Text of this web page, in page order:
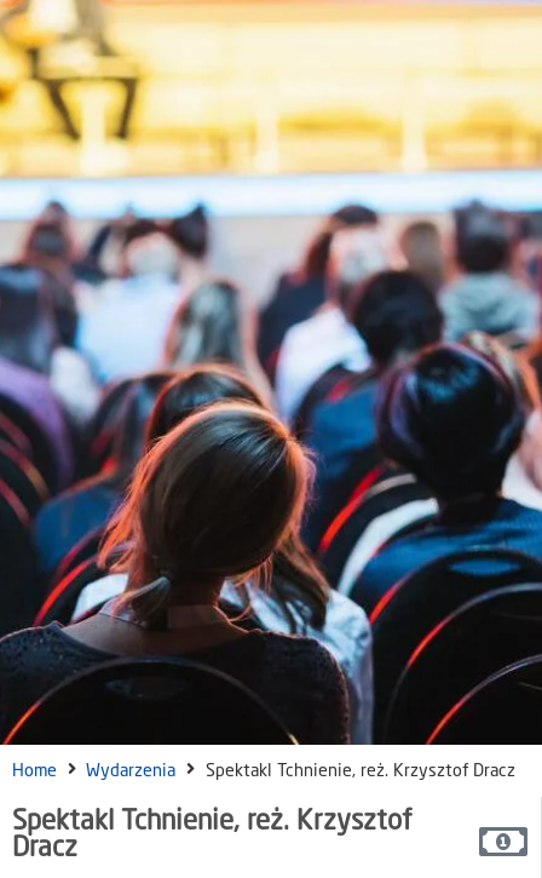
Home Wydarzenia Spektakl Tchnienie, reż. Krzysztof Dracz
Spektakl Tchnienie, reż. Krzysztof
Dracz